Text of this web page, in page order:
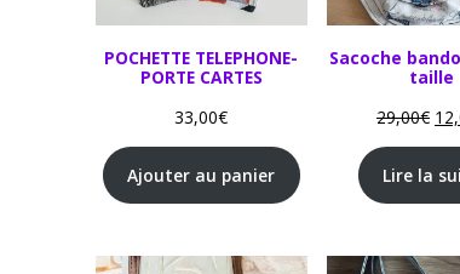
POCHETTE TELEPHONE-
PORTE CARTES
33,00€
Ajouter au panier
Sacoche
taille
29,00€
Lire la